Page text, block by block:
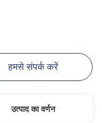
हमसे संपर्क करें
उत्पाद का वर्णन